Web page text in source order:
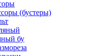
(бустеры)
бу